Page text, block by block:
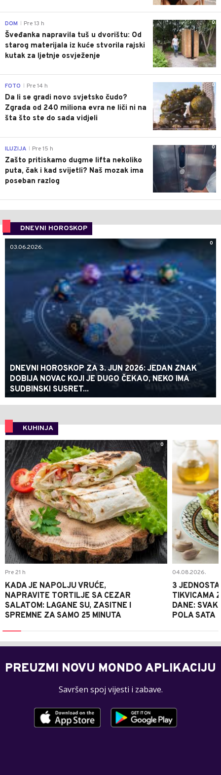
0
DOM Pre 13 h
Šveđanka napravila tuš u dvorištu: Od
starog materijala iz kuće stvorila rajski
kutak za ljetnje osvježenje
0
FOTO Pre 14 h
Da li se gradi novo svjetsko čudo?
Zgrada od 240 miliona evra ne liči ni na
šta što ste do sada vidjeli
0
ILUZIJA Pre 15 h
Zašto pritiskamo dugme lifta nekoliko
puta, čak i kad svijetli? Naš mozak ima
poseban razlog
DNEVNI HOROSKOP
0
03.06.2026.
DNEVNI HOROSKOP ZA 3. JUN 2026: JEDAN ZNAK
DOBIJA NOVAC KOJI JE DUGO ČEKAO, NEKO IMA
SUDBINSKI SUSRET...
KUHINJA
0
Pre 21 h
KADA JE NAPOLJU VRUĆE,
NAPRAVITE TORTILJE SA CEZAR
SALATOM: LAGANE SU, ZASITNE I
SPREMNE ZA SAMO 25 MINUTA
04.08.2026.
3
TIKVICAMA
DANE:
POLA SATA
PREUZMI NOVU MONDO APLIKACIJU
Savršen spoj vijesti i zabave.